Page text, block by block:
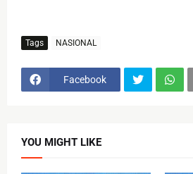
Tags NASIONAL
Facebook
YOU MIGHT LIKE